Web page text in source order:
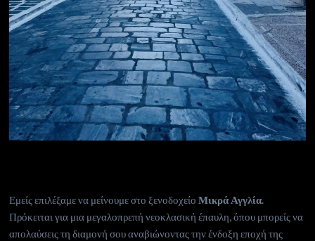
Εμείς επιλέξαμε να μείνουμε στο ξενοδοχείοΜικρά Αγγλία.
Πρόκειται για μια μεγαλοπρεπή νεοκλασική έπαυλη, όπου μπορείς να
απολαύσεις τη διαμονή σου αναβιώνοντας την ένδοξη εποχή της